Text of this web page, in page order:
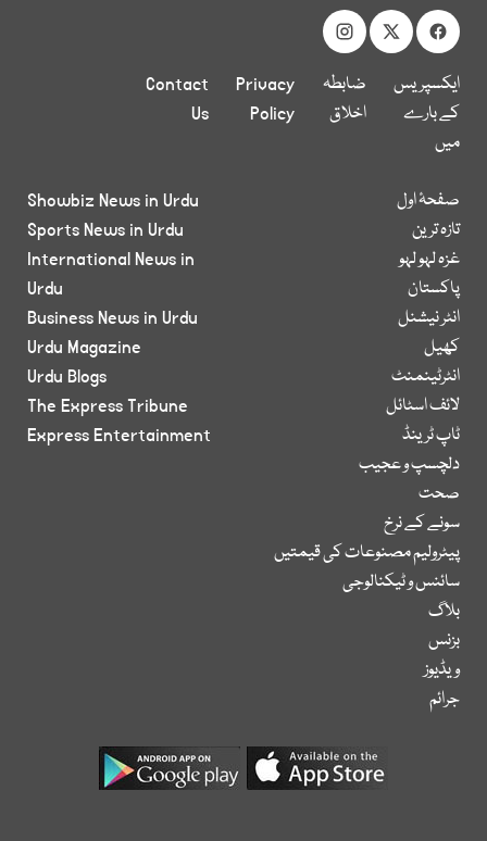
ایکسپریس
کے بارے
میں
ضابطہ
اخلاق
Privacy
Policy
Contact
Us
صفحۂ اول
تازہ ترین
غزہ لہو لہو
پاکستان
انٹر نیشنل
کھیل
انٹرٹینمنٹ
لائف اسٹائل
ٹاپ ٹرینڈ
دلچسپ و عجیب
صحت
سونے کے نرخ
پیٹرولیم مصنوعات کی قیمتیں
سائنس و ٹیکنالوجی
بلاگ
بزنس
ویڈیوز
جرائم
Showbiz News in Urdu
Sports News in Urdu
International News in
Urdu
Business News in Urdu
Urdu Magazine
Urdu Blogs
The Express Tribune
Express Entertainment